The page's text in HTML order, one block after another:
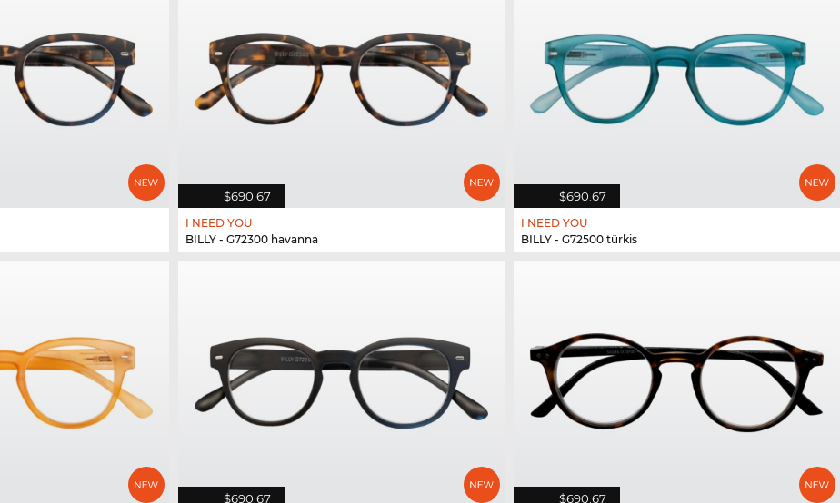
$690.67
I NEED YOU
BILLY - G72300 havanna
$690.67
I NEED YOU
BILLY - G72500 türkis
$690.67 $690.67